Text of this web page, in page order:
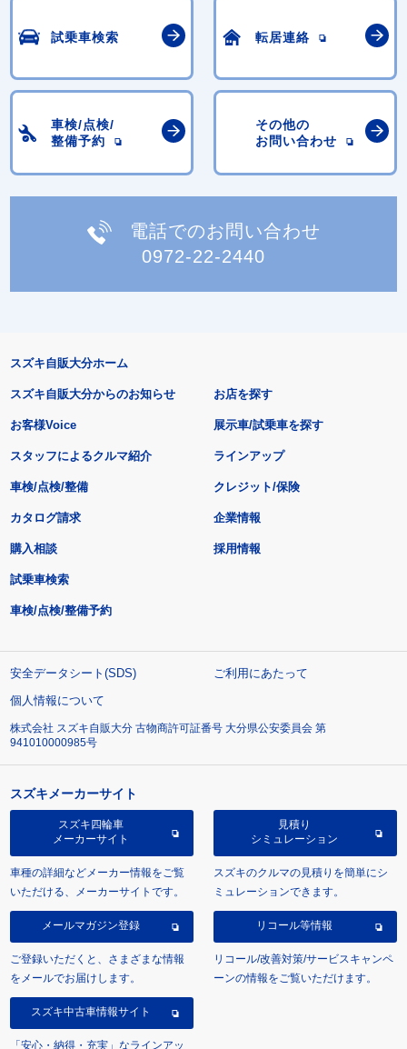
試乗車検索 転居連絡
車検/点検/
整備予約
その他の
お問い合わせ
電話でのお問い合わせ
0972-22-2440
スズキ自販大分ホーム
スズキ自販大分からのお知らせ
お客様Voice
スタッフによるクルマ紹介
お店を探す
展示車/試乗車を探す
ラインアップ
車検/点検/整備 クレジット/保険
カタログ請求
購入相談
試乗車検索
車検/点検/整備予約
企業情報
採用情報
安全データシート(SDS)
ご利用にあたって
個人情報について
株式会社 スズキ自販大分 古物商許可証番号 大分県公安委員会 第
941010000985号
スズキメーカーサイト
スズキ四輪車
メーカーサイト
車種の詳細などメーカー情報をご覧
いただける、メーカーサイトです。
見積り
シミュレーション
スズキのクルマの見積りを簡単にシ
ミュレーションできます。
メールマガジン登録
ご登録いただくと、さまざまな情報
をメールでお届けします。
リコール等情報
リコール/改善対策/サービスキャンペ
ーンの情報をご覧いただけます。
スズキ中古車情報サイト
「安心・納得・充実」なラインアッ